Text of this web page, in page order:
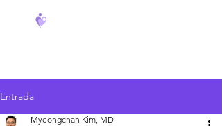
Entrada
Myeongchan Kim, MD